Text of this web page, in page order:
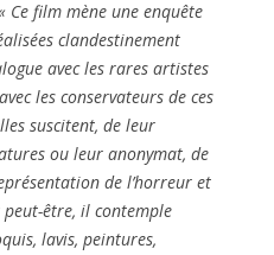
Ce film mène une enquête
clandestinement
avec les rares artistes
les conservateurs de ces
suscitent, de leur
ou leur anonymat, de
de l’horreur et
être, il contemple
lavis, peintures,